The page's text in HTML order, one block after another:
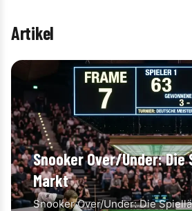
Artikel
Snooker Over/Under: Die
Markt
Snooker Over/Under: Die